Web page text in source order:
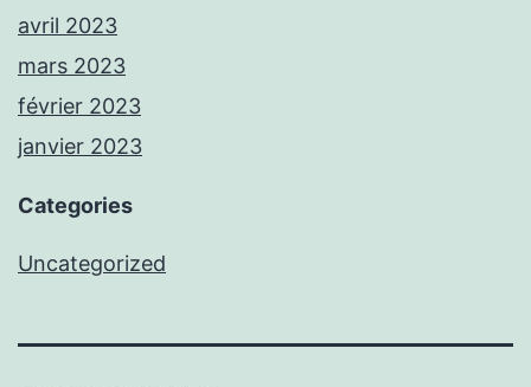
avril 2023
mars 2023
février 2023
janvier 2023
Categories
Uncategorized